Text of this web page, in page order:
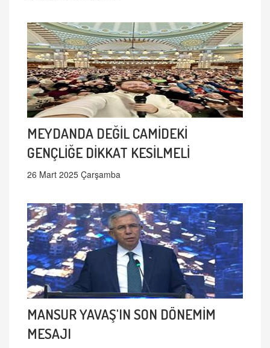
MEYDANDA DEĞİL CAMİDEKİ
GENÇLİĞE DİKKAT KESİLMELİ
26 Mart 2025 Çarşamba
MANSUR YAVAŞ'IN SON DÖNEMİM
MESAJI